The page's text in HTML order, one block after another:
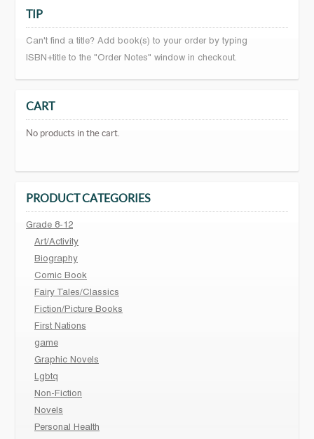
TIP
Can't find a title? Add book(s) to your order by typing
ISBN+title to the "Order Notes" window in checkout.
CART
No products in the cart.
PRODUCT CATEGORIES
Grade 8-12
Art/Activity
Biography
Comic Book
Fairy Tales/Classics
Fiction/Picture Books
First Nations
game
Graphic Novels
Lgbtq
Non-Fiction
Novels
Personal Health